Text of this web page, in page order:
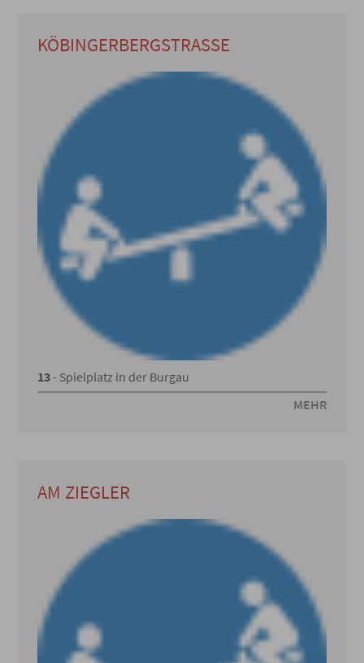
KÖBINGERBERGSTRASSE
13- Spielplatz in der Burgau
MEHR
AM ZIEGLER